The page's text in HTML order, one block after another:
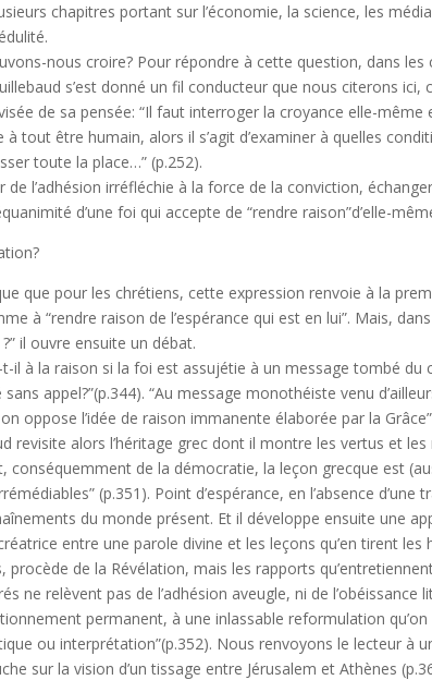
chapitres portant sur l’économie, la science, les
nous croire? Pour répondre à cette question, dans les
s’est donné un fil conducteur que nous citerons ici,
de sa pensée: “Il faut interroger la croyance elle-même
à tout être humain, alors il s’agit d’examiner à quelles
toute la place…” (p.252).
de l’adhésion irréfléchie à la force de la conviction,
d’une foi qui accepte de “rendre raison”d’elle-
que pour les chrétiens, cette expression renvoie à la
à “rendre raison de l’espérance qui est en lui”. Mais,
il ouvre ensuite un débat.
il à la raison si la foi est assujétie à un message tombé du
appel?”(p.344). “Au message monothéiste venu
oppose l’idée de raison immanente élaborée par la
revisite alors l’héritage grec dont il montre les vertus et les
conséquemment de la démocratie, la leçon grecque est
(p.351). Point d’espérance, en l’absence d’une
du monde présent. Et il développe ensuite une
entre une parole divine et les leçons qu’en tirent les
procède de la Révélation, mais les rapports
ne relèvent pas de l’adhésion aveugle, ni de l’obéissance
permanent, à une inlassable reformulation
ou interprétation”(p.352). Nous renvoyons le lecteur à
sur la vision d’un tissage entre Jérusalem et Athènes